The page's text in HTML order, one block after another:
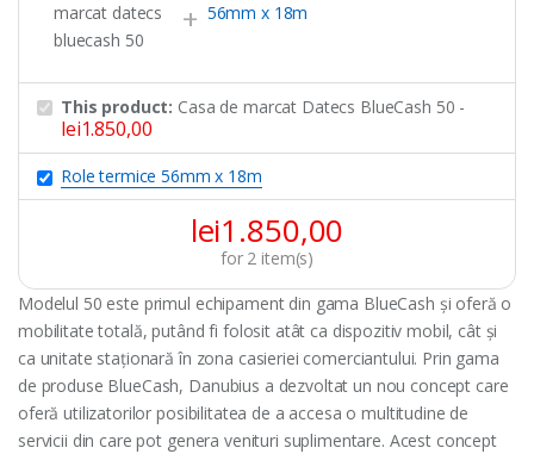
This product: Casa de marcat Datecs BlueCash 50 -
lei1.850,00
Role termice 56mm x 18m
lei1.850,00
for 2 item(s)
Modelul 50 este primul echipament din gama BlueCash și oferă o
mobilitate totală, putând fi folosit atât ca dispozitiv mobil, cât și
ca unitate staționară în zona casieriei comerciantului. Prin gama
de produse BlueCash, Danubius a dezvoltat un nou concept care
oferă utilizatorilor posibilitatea de a accesa o multitudine de
servicii din care pot genera venituri suplimentare. Acest concept